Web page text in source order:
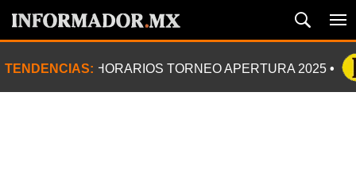
TENDENCIAS: HORARIOS TORNEO APERTURA 2025